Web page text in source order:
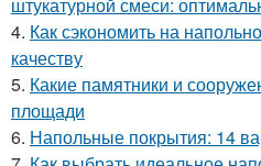
штукатурной смеси:
4. Как сэкономить на
качеству
5. Какие памятники и
площади
6. Напольные покрытия: 14